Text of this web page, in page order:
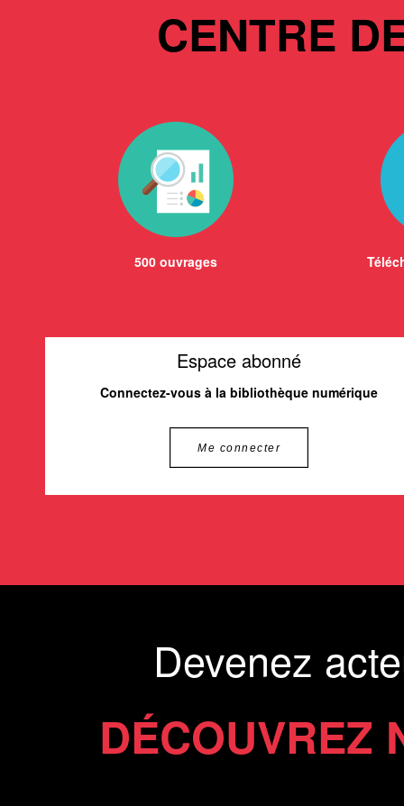
CENTRE
500 ouvrages
Espace abonné
Connectez-vous à la bibliothèque numérique
Me connecter
Devenez
DÉCOUVREZ